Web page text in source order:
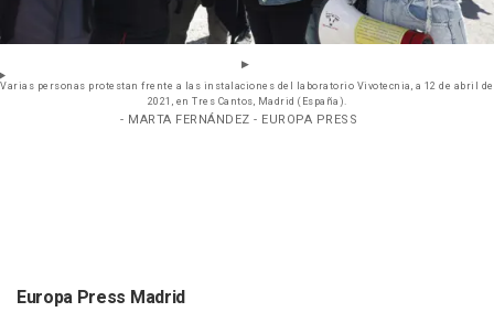
Varias personas protestan frente a las instalaciones del laboratorio Vivotecnia, a 12 de abril de
2021, en Tres Cantos, Madrid (España).
- MARTA FERNÁNDEZ - EUROPA PRESS
Europa Press Madrid